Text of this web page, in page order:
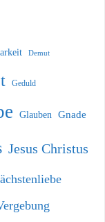
Demut
Geduld
Glauben Gnade
Jesus Christus